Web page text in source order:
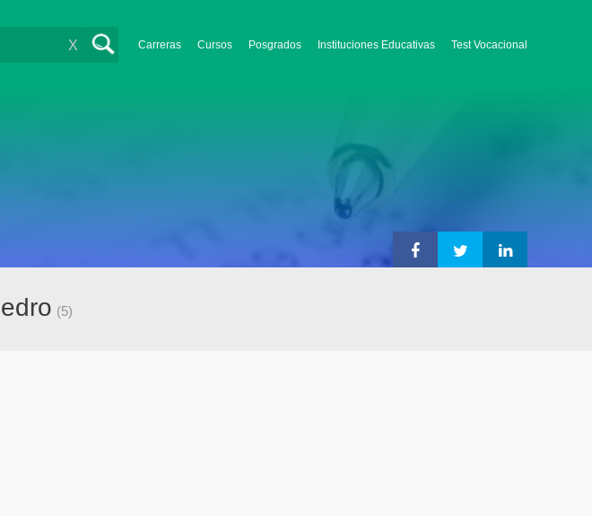
Carreras Cursos Posgrados Instituciones Educativas Test Vocacional
X
(5)